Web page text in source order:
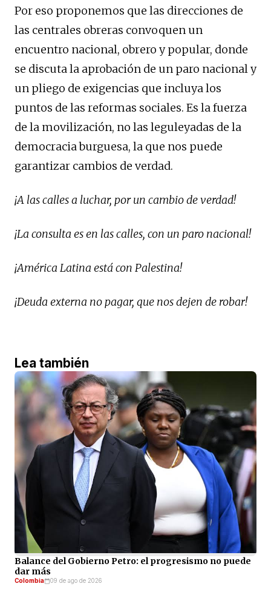
Por eso proponemos que las direcciones de
las centrales obreras convoquen un
encuentro nacional, obrero y popular, donde
se discuta la aprobación de un paro nacional y
un pliego de exigencias que incluya los
puntos de las reformas sociales. Es la fuerza
de la movilización, no las leguleyadas de la
democracia burguesa, la que nos puede
garantizar cambios de verdad.
¡A las calles a luchar, por un cambio de verdad!
¡La consulta es en las calles, con un paro nacional!
¡América Latina está con Palestina!
¡Deuda externa no pagar, que nos dejen de robar!
Lea también
Balance del Gobierno Petro: el progresismo no puede
dar más
Colombia 09 de ago de 2026